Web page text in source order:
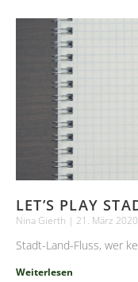
LET’S PLAY
Nina Gierth 21. März 2020
Stadt-Land-Fluss, wer
Weiterlesen